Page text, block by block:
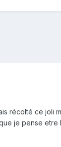
récolté ce joli
je pense